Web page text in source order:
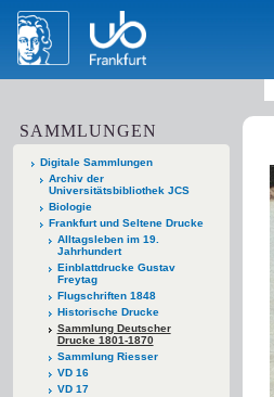
SAMMLUNGEN
Digitale Sammlungen
Archiv der
Universitätsbibliothek JCS
Biologie
Frankfurt und Seltene Drucke
Alltagsleben im 19.
Jahrhundert
Einblattdrucke Gustav
Freytag
Flugschriften 1848
Historische Drucke
Sammlung Deutscher
Drucke 1801-1870
Sammlung Riesser
VD 16
VD 17